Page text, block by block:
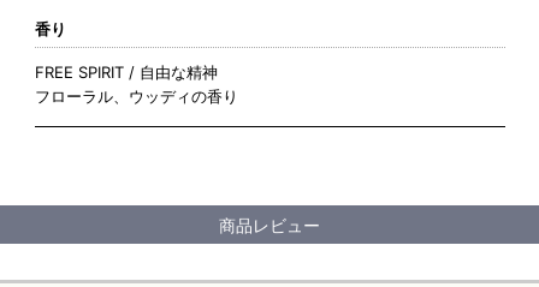
香り
FREE SPIRIT / 自由な精神
フローラル、ウッディの香り
商品レビュー